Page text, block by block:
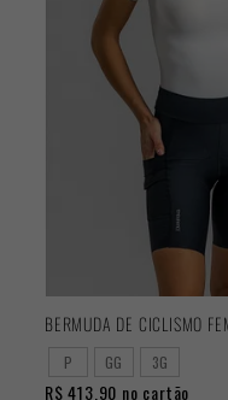
P GG 3G
R$ 413,90 no cartão